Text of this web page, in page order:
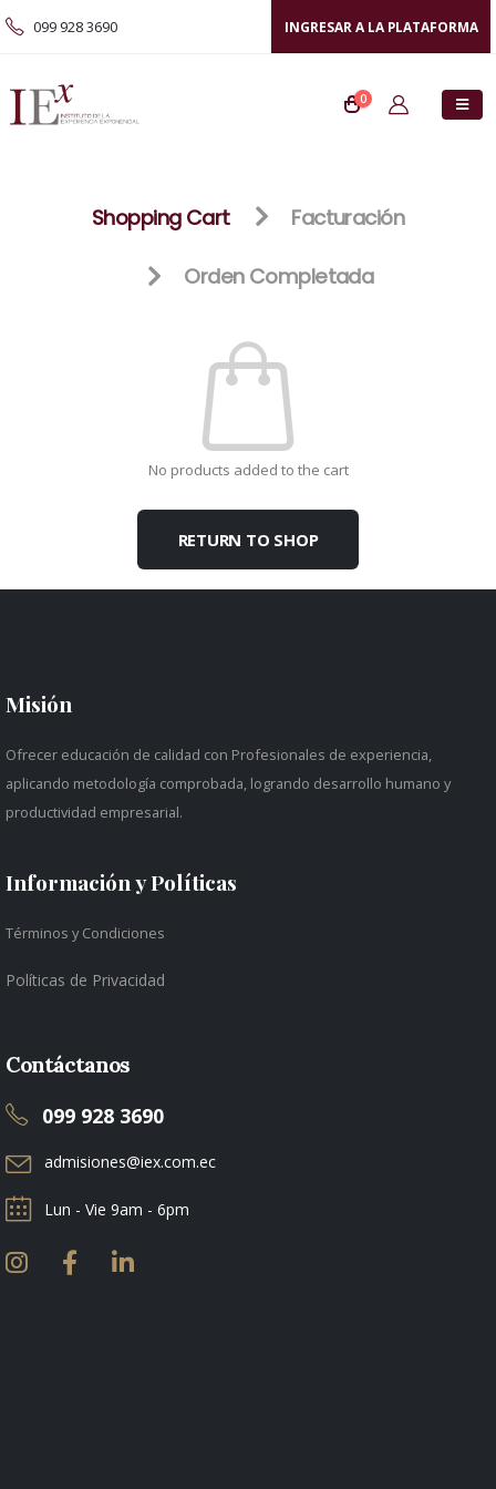
099 928 3690 INGRESAR A LA PLATAFORMA
0
Shopping Cart Facturación
Orden Completada
No products added to the cart
RETURN TO SHOP
Misión
Ofrecer educación de calidad con Profesionales de experiencia,
aplicando metodología comprobada, logrando desarrollo humano y
productividad empresarial.
Información y Políticas
Términos y Condiciones
Políticas de Privacidad
Contáctanos
099 928 3690
admisiones@iex.com.ec
Lun - Vie 9am - 6pm